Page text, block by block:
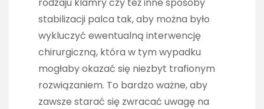
stabilizacji palca tak, aby można było
wykluczyć ewentualną interwencję
chirurgiczną, która w tym wypadku
mogłaby okazać się niezbyt trafionym
rozwiązaniem. To bardzo ważne, aby
zawsze starać się zwracać uwagę na